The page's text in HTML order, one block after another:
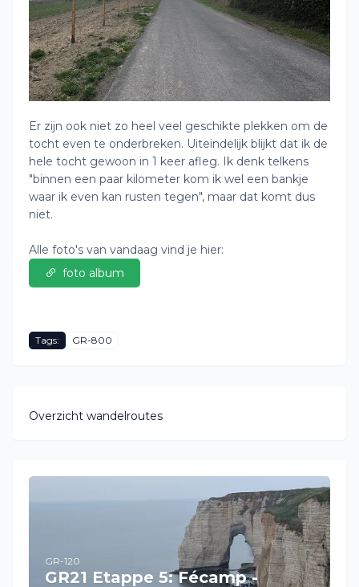
Er zijn ook niet zo heel veel geschikte plekken om de
tocht even te onderbreken. Uiteindelijk blijkt dat ik de
hele tocht gewoon in 1 keer afleg. Ik denk telkens
"binnen een paar kilometer kom ik wel een bankje
waar ik even kan rusten tegen", maar dat komt dus
niet.
Alle foto's van vandaag vind je hier:
foto album
Tags: GR-800
Overzicht wandelroutes
GR-120
GR21 Etappe 5: Fécamp -